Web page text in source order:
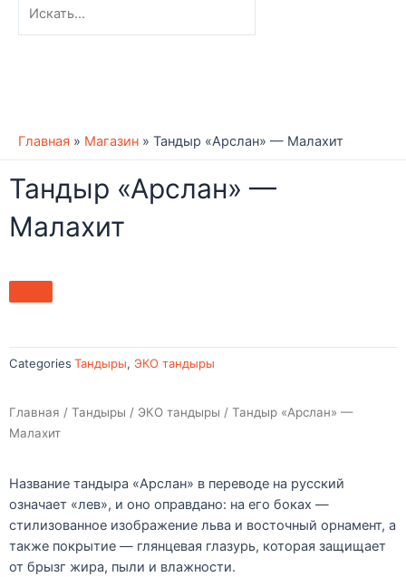
Главная » Магазин » Тандыр «Арслан» — Малахит
Тандыр «Арслан» —
Малахит
Categories Тандыры, ЭКО тандыры
Главная / Тандыры / ЭКО тандыры / Тандыр «Арслан» —
Малахит
Название тандыра «Арслан» в переводе на русский
означает «лев», и оно оправдано: на его боках —
стилизованное изображение льва и восточный орнамент, а
также покрытие — глянцевая глазурь, которая защищает
от брызг жира, пыли и влажности.